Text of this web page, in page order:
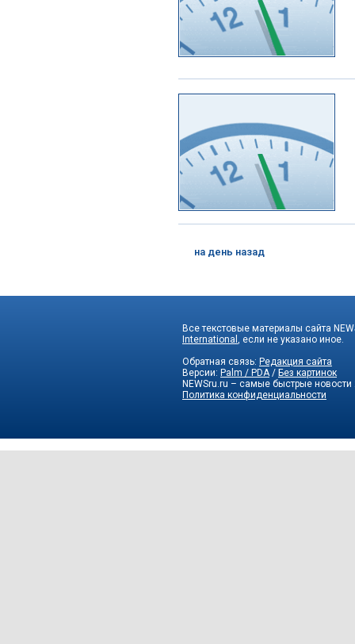
на день назад
Все текстовые материалы сайта
International , если не указано иное.
Обратная связь: Редакция сайта
Версии: Palm / PDA/ Без картинок
NEWSru.ru – самые быстрые новости
Политика конфиденциальности